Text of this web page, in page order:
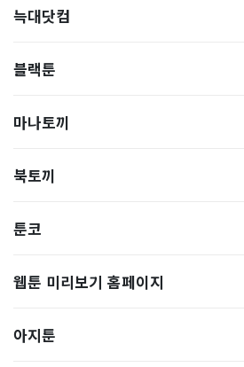
늑대닷컴
블랙툰
마나토끼
북토끼
툰코
웹툰 미리보기 홈페이지
아지툰